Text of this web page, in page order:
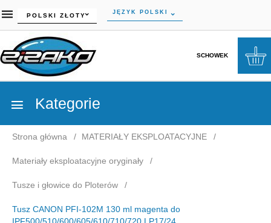
currency_h
POLSKI ZŁOTY JĘZYK POLSKI
SCHOWEK
Kategorie
Strona główna MATERIAŁY EKSPLOATACYJNE
Materiały eksploatacyjne oryginały
Tusze i głowice do Ploterów
Tusz CANON PFI-102M 130 ml magenta do